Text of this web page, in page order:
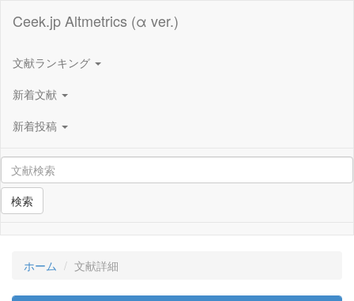
Ceek.jp Altmetrics (α ver.)
文献ランキング
新着文献
新着投稿
検索
ホーム 文献詳細